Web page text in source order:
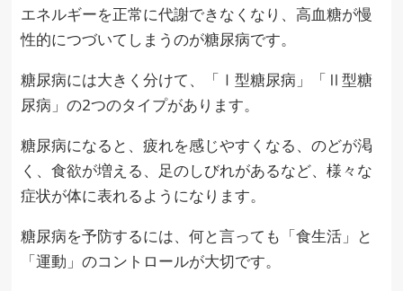
エネルギーを正常に代謝できなくなり、高血糖が慢
性的につづいてしまうのが糖尿病です。
糖尿病には大きく分けて、「Ⅰ型糖尿病」「Ⅱ型糖
尿病」の2つのタイプがあります。
糖尿病になると、疲れを感じやすくなる、のどが渇
く、食欲が増える、足のしびれがあるなど、様々な
症状が体に表れるようになります。
糖尿病を予防するには、何と言っても「食生活」と
「運動」のコントロールが大切です。